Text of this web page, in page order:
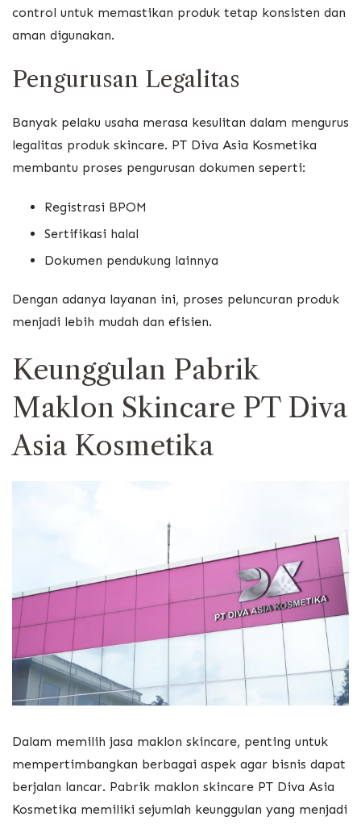
control untuk memastikan produk tetap konsisten dan
aman digunakan.
Pengurusan Legalitas
Banyak pelaku usaha merasa kesulitan dalam mengurus
legalitas produk skincare. PT Diva Asia Kosmetika
membantu proses pengurusan dokumen seperti:
Registrasi BPOM
Sertifikasi halal
Dokumen pendukung lainnya
Dengan adanya layanan ini, proses peluncuran produk
menjadi lebih mudah dan efisien.
Keunggulan Pabrik
Maklon Skincare PT Diva
Asia Kosmetika
Dalam memilih jasa maklon skincare, penting untuk
mempertimbangkan berbagai aspek agar bisnis dapat
berjalan lancar. Pabrik maklon skincare PT Diva Asia
Kosmetika memiliki sejumlah keunggulan yang menjadi